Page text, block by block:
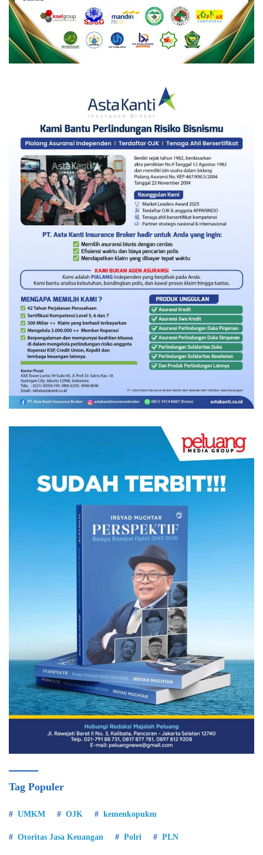
Tag Populer
UMKM OJK kemenkopukm
Otoritas Jasa Keuangan Polri PLN